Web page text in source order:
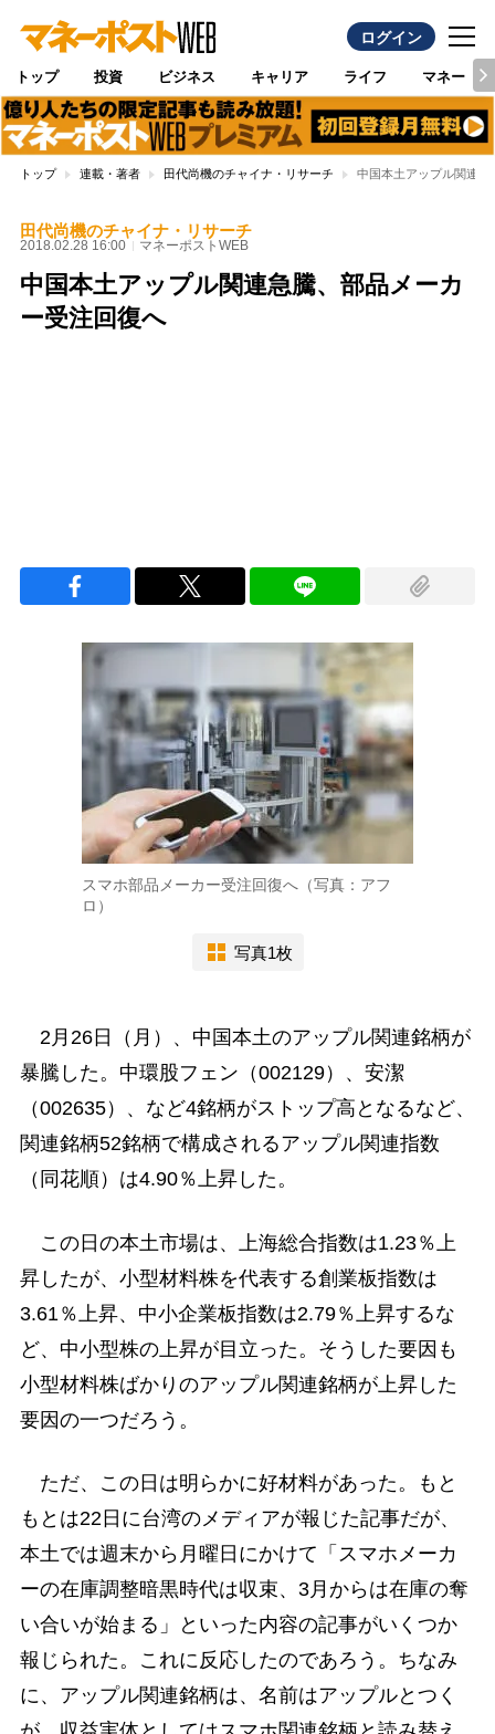
ログイン
トップ 投資 ビジネス キャリア ライフ マネー
トップ 連載・著者 田代尚機のチャイナ・リサーチ 中国本土アップル関連
田代尚機のチャイナ・リサーチ
2018.02.28 16:00 マネーポストWEB
中国本土アップル関連急騰、部品メーカ
ー受注回復へ
スマホ部品メーカー受注回復へ（写真：アフ
ロ）
写真1枚
2月26日（月）、中国本土のアップル関連銘柄が
暴騰した。中環股フェン（002129）、安潔
（002635）、など4銘柄がストップ高となるなど、
関連銘柄52銘柄で構成されるアップル関連指数
（同花順）は4.90％上昇した。
この日の本土市場は、上海総合指数は1.23％上
昇したが、小型材料株を代表する創業板指数は
3.61％上昇、中小企業板指数は2.79％上昇するな
ど、中小型株の上昇が目立った。そうした要因も
小型材料株ばかりのアップル関連銘柄が上昇した
要因の一つだろう。
ただ、この日は明らかに好材料があった。もと
もとは22日に台湾のメディアが報じた記事だが、
本土では週末から月曜日にかけて「スマホメーカ
ーの在庫調整暗黒時代は収束、3月からは在庫の奪
い合いが始まる」といった内容の記事がいくつか
報じられた。これに反応したのであろう。ちなみ
に、アップル関連銘柄は、名前はアップルとつく